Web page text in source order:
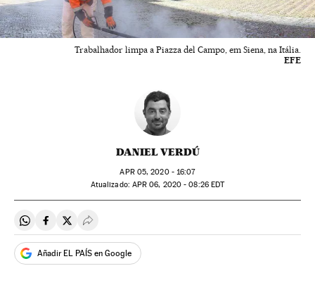
Trabalhador limpa a Piazza del Campo, em Siena, na Itália.
EFE
DANIEL VERDÚ
APR05, 2020 - 16:07
atualizado: APR 06, 2020 - 08:26EDT
Compartir en Whatsapp
Compartir en Facebook
Compartir en Twitter
Desplegar Redes Sociales
Añadir EL PAÍS en Google